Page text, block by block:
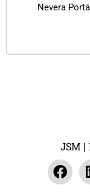
Nevera
JSM